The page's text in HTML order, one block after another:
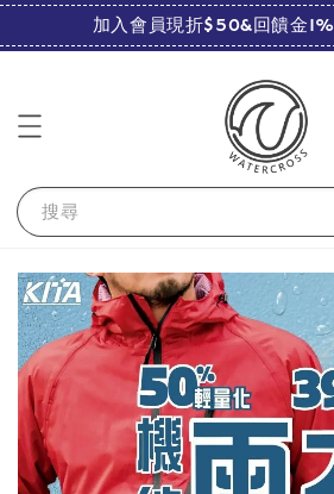
加入會員現折$50&回饋金1%
搜尋